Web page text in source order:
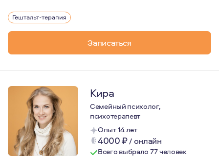
Я верю, что каждый человек обладает силой
И во многом это зависит от желания и мотивации
Психотерапия это не тренинг, не коучинг. Это путь,
Гештальт-терапия позволяет познать себя, принять
Я с удовольствием помогу вам в этом путешествии к
Гештальт-терапия
Записаться
Кира
Семейный психолог,
психотерапевт
Опыт 14 лет
4000₽/ онлайн
Всего выбрало 77 человек